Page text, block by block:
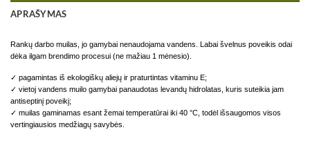
APRAŠYMAS
Rankų darbo muilas, jo gamybai nenaudojama vandens. Labai švelnus poveikis odai
dėka ilgam brendimo procesui (ne mažiau 1 mėnesio).
✓ pagamintas iš ekologiškų aliejų ir praturtintas vitaminu E;
✓ vietoj vandens muilo gamybai panaudotas levandų hidrolatas, kuris suteikia jam
antiseptinį poveikį;
✓ muilas gaminamas esant žemai temperatūrai iki 40 °С, todėl išsaugomos visos
vertingiausios medžiagų savybės.